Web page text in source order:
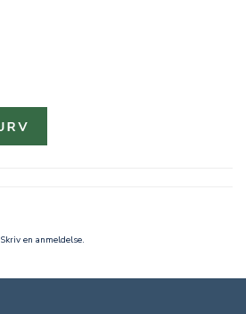
Skriv en anmeldelse.